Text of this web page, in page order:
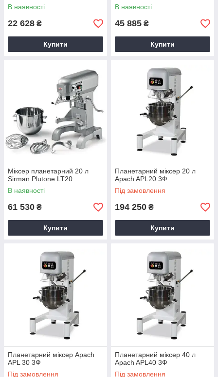
В наявності
22 628 ₴
Купити
В наявності
45 885 ₴
Купити
Міксер планетарний 20 л
Sirman Plutone LT20
В наявності
61 530 ₴
Купити
Планетарний міксер 20 л
Apach APL20 3Ф
Під замовлення
194 250 ₴
Купити
Планетарний міксер Apach
APL 30 3Ф
Під замовлення
Планетарний міксер 40 л
Apach APL40 3Ф
Під замовлення